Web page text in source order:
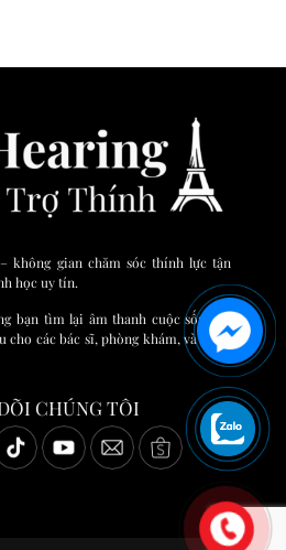
không gian chăm sóc thính lực tận
học uy tín.
bạn tìm lại âm thanh cuộc sống và
cho các bác sĩ, phòng khám, và bệnh
CHÚNG TÔI